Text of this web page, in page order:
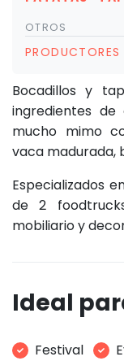
OTROS
PRODUCTORES
Bocadillos y
ingredientes
mucho mimo
vaca madurada,
Especializados
de 2
mobiliario y
Ideal
Festival